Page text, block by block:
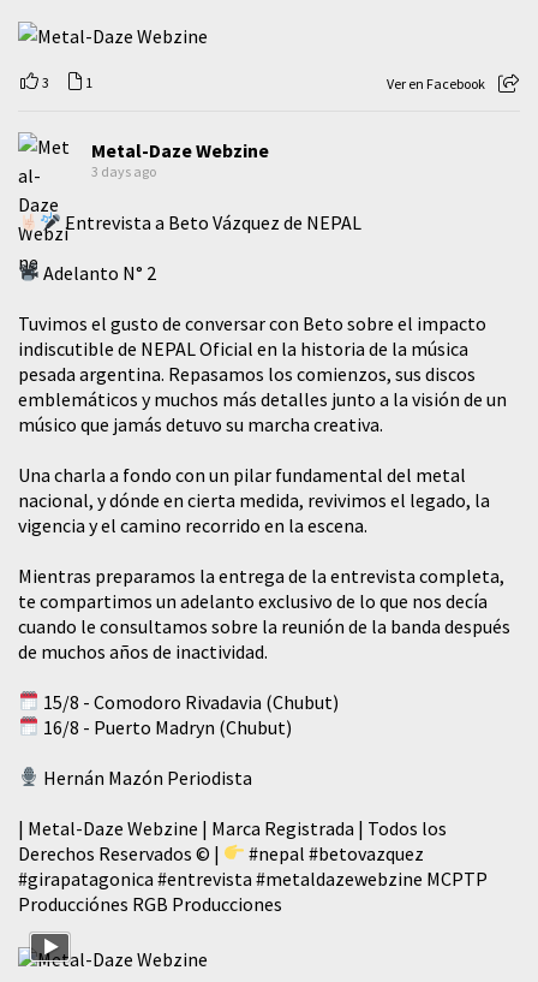
3 1 Ver en Facebook
Metal-Daze Webzine
3 days ago
Entrevista a Beto Vázquez de NEPAL
Adelanto N° 2
Tuvimos el gusto de conversar con Beto sobre el impacto
indiscutible de NEPAL Oficial en la historia de la música
pesada argentina. Repasamos los comienzos, sus discos
emblemáticos y muchos más detalles junto a la visión de un
músico que jamás detuvo su marcha creativa.
​Una charla a fondo con un pilar fundamental del metal
nacional, y dónde en cierta medida, revivimos el legado, la
vigencia y el camino recorrido en la escena.
Mientras preparamos la entrega de la entrevista completa,
te compartimos un adelanto exclusivo de lo que nos decía
cuando le consultamos sobre la reunión de la banda después
de muchos años de inactividad.
15/8 - Comodoro Rivadavia (Chubut)
16/8 - Puerto Madryn (Chubut)
Hernán Mazón Periodista
| Metal-Daze Webzine | Marca Registrada | Todos los
Derechos Reservados © |
#nepal #betovazquez
#girapatagonica #entrevista #metaldazewebzine MCPTP
Producciónes RGB Producciones